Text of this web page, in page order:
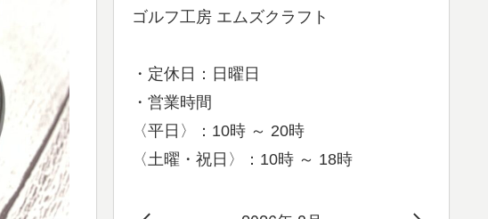
ゴルフ工房 エムズクラフト
・定休日：日曜日
・営業時間
〈平日〉：10時 ～ 20時
〈土曜・祝日〉：10時 ～ 18時